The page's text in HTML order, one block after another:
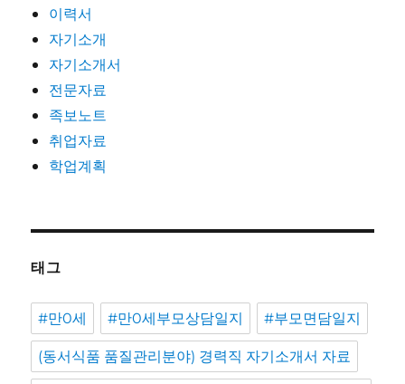
이력서
자기소개
자기소개서
전문자료
족보노트
취업자료
학업계획
태그
#만0세 #만0세부모상담일지 #부모면담일지
(동서식품 품질관리분야) 경력직 자기소개서 자료